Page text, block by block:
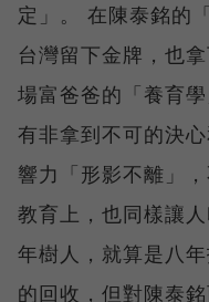
定」。 在陳泰銘的
台灣留下金牌，也
場富爸爸的「養育
有非拿到不可的決
響力「形影不離」
教育上，也同樣讓
年樹人，就算是八
的回收，但對陳泰